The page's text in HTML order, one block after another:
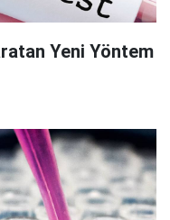
Yeni Yöntem